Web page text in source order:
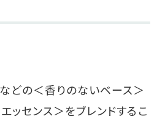
どの＜香りのないベース＞
ッセンス＞をブレンドするこ